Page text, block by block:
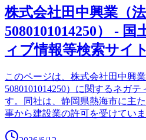
株式会社田中興業（
5080101014250） -
ィブ情報等検索サイト
このページは、株式会社田中興
5080101014250）に関するネガ
す。同社は、静岡県熱海市に主
事から建設業の許可を受けてい